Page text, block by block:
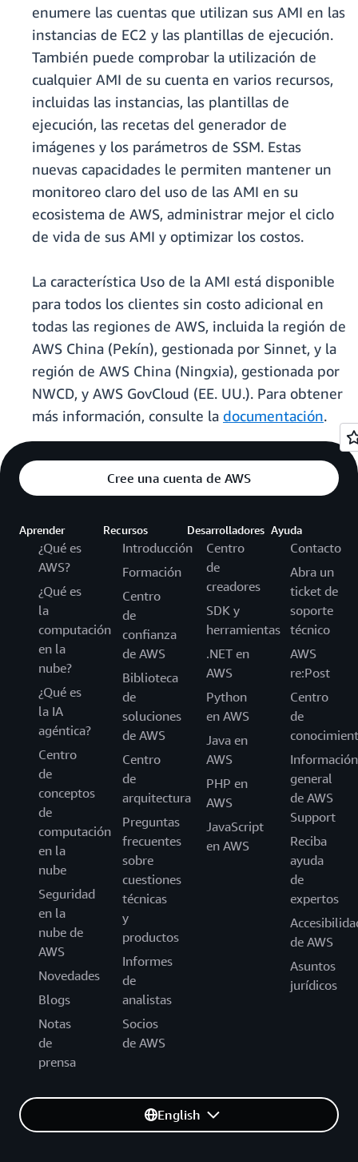
enumere las cuentas que utilizan sus AMI en las
instancias de EC2 y las plantillas de ejecución.
También puede comprobar la utilización de
cualquier AMI de su cuenta en varios recursos,
incluidas las instancias, las plantillas de
ejecución, las recetas del generador de
imágenes y los parámetros de SSM. Estas
nuevas capacidades le permiten mantener un
monitoreo claro del uso de las AMI en su
ecosistema de AWS, administrar mejor el ciclo
de vida de sus AMI y optimizar los costos.
La característica Uso de la AMI está disponible
para todos los clientes sin costo adicional en
todas las regiones de AWS, incluida la región de
AWS China (Pekín), gestionada por Sinnet, y la
región de AWS China (Ningxia), gestionada por
NWCD, y AWS GovCloud (EE. UU.). Para obtener
más información, consulte la documentación.
Cree una cuenta de AWS
Aprender
¿Qué es
AWS?
¿Qué es
la
computación
en la
nube?
¿Qué es
la IA
agéntica?
Centro
de
conceptos
de
computación
en la
nube
Seguridad
en la
nube de
AWS
Novedades
Blogs
Notas
de
prensa
Recursos
Introducción
Formación
Centro
de
confianza
de AWS
Biblioteca
de
soluciones
de AWS
Centro
de
arquitectura
Preguntas
frecuentes
sobre
cuestiones
técnicas
y
productos
Informes
de
analistas
Socios
de AWS
Desarrolladores
Centro
de
creadores
SDK y
herramientas
.NET en
AWS
Python
en AWS
Java en
AWS
PHP en
AWS
JavaScript
en AWS
Ayuda
Contacto
Abra un
ticket de
soporte
técnico
AWS
re:Post
Centro
de
Información
general
de AWS
Support
Reciba
ayuda
de
expertos
de AWS
Asuntos
jurídicos
English